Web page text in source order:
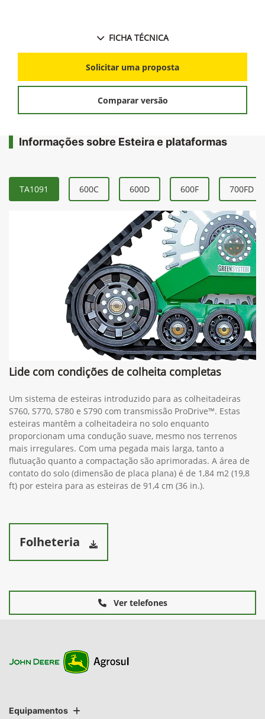
FICHA TÉCNICA
Solicitar uma proposta
Comparar versão
Informações sobre Esteira e plataformas
TA1091 600C 600D 600F 700FD
Lide com condições de colheita completas
Um sistema de esteiras introduzido para as colheitadeiras
S760, S770, S780 e S790 com transmissão ProDrive™. Estas
esteiras mantêm a colheitadeira no solo enquanto
proporcionam uma condução suave, mesmo nos terrenos
mais irregulares. Com uma pegada mais larga, tanto a
flutuação quanto a compactação são aprimoradas. A área de
contato do solo (dimensão de placa plana) é de 1,84 m2 (19,8
ft) por esteira para as esteiras de 91,4 cm (36 in.).
Folheteria
Ver telefones
Equipamentos